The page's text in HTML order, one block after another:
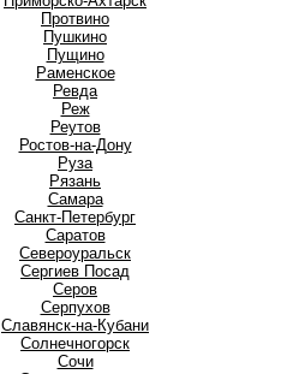
Протвино
Пушкино
Пущино
Раменское
Ревда
Реж
Реутов
Ростов-на-Дону
Руза
Рязань
Самара
Санкт-Петербург
Саратов
Североуральск
Сергиев Посад
Серов
Серпухов
Славянск-на-Кубани
Солнечногорск
Сочи